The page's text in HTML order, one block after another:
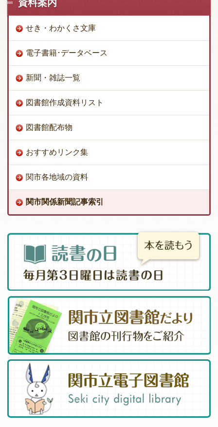
資料案内
せき・わかくさ文庫
電子書籍･データベース
新聞・雑誌一覧
図書館作成資料リスト
図書館配布物
おすすめリンク集
関市各地域の資料
関市関係新聞記事索引